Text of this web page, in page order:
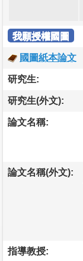
我願授權國圖
國圖紙本論文
研究生:
研究生(外文):
論文名稱:
論文名稱(外文):
指導教授: